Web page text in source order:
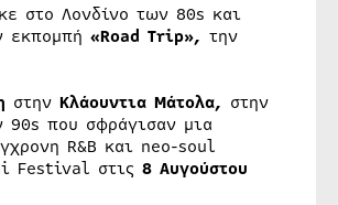
στο Λονδίνο των 80s και
εκπομπή «Road Trip», την
στην Κλάουντια Μάτολα, στην
που σφράγισαν μια
R&B και neo-soul
Festival στις 8 Αυγούστου